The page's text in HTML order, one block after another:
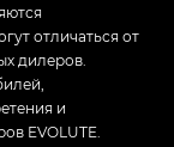
отличаться от
дилеров.
и
EVOLUTE.